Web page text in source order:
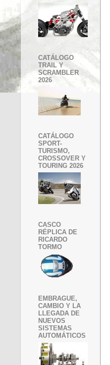
CATÁLOGO
TRAIL Y
SCRAMBLER
2026
CATÁLOGO
SPORT-
TURISMO,
CROSSOVER Y
TOURING 2026
CASCO
RÉPLICA DE
RICARDO
TORMO
EMBRAGUE,
CAMBIO Y LA
LLEGADA DE
NUEVOS
SISTEMAS
AUTOMÁTICOS